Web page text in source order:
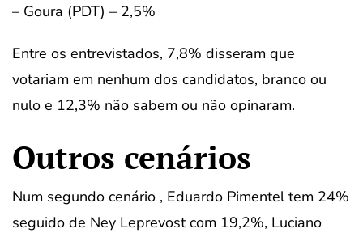
– Goura (PDT) – 2,5%
Entre os entrevistados, 7,8% disseram que
votariam em nenhum dos candidatos, branco ou
nulo e 12,3% não sabem ou não opinaram.
Outros cenários
Num segundo cenário , Eduardo Pimentel tem 24%
seguido de Ney Leprevost com 19,2%, Luciano